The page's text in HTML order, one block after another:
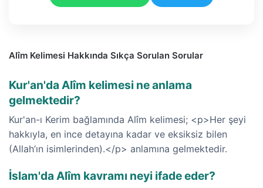
Alîm Kelimesi Hakkında Sıkça Sorulan Sorular
Kur'an'da Alîm kelimesi ne anlama
gelmektedir?
Kur'an-ı Kerim bağlamında Alîm kelimesi; <p>Her şeyi
hakkıyla, en ince detayına kadar ve eksiksiz bilen
(Allah’ın isimlerinden).</p> anlamına gelmektedir.
İslam'da Alîm kavramı neyi ifade eder?